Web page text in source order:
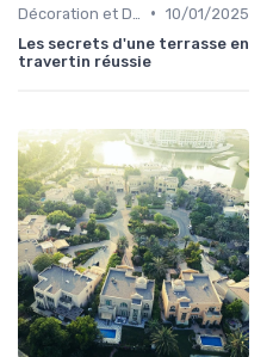
• 10/01/2025
Les secrets d'une terrasse en
travertin réussie